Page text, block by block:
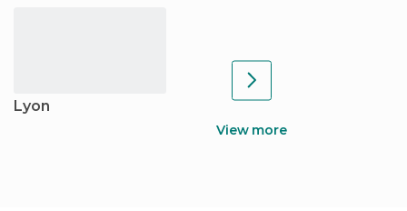
Lyon
View more